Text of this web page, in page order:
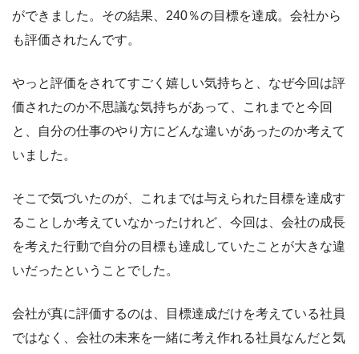
ができました。その結果、240％の目標を達成。会社から
も評価されたんです。
やっと評価をされてすごく嬉しい気持ちと、なぜ今回は評
価されたのか不思議な気持ちがあって、これまでと今回
と、自分の仕事のやり方にどんな違いがあったのか考えて
いました。
そこで気づいたのが、これまでは与えられた目標を達成す
ることしか考えていなかったけれど、今回は、会社の成長
を考えた行動で自分の目標も達成していたことが大きな違
いだったということでした。
会社が真に評価するのは、目標達成だけを考えている社員
ではなく、会社の未来を一緒に考え作れる社員なんだと気